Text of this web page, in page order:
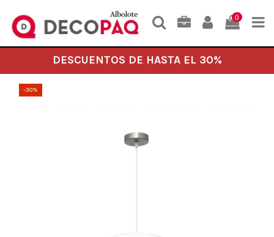
0
DESCUENTOS DE HASTA EL 30%
-30%